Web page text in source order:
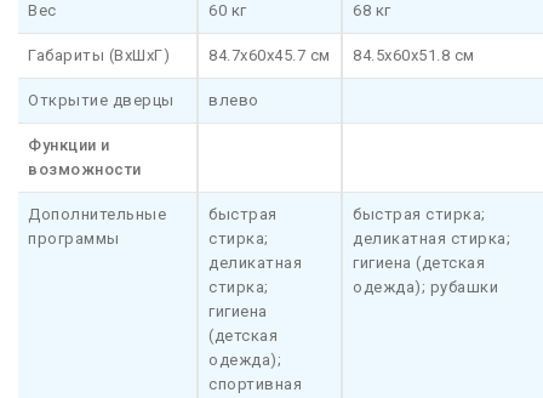
Вес 60 кг 68 кг
Габариты (ВхШхГ) 84.7x60x45.7 см 84.5х60х51.8 см
Открытие дверцы влево
Функции и
возможности
Дополнительные
программы
быстрая
стирка;
деликатная
стирка;
гигиена
(детская
одежда);
спортивная
быстрая стирка;
деликатная стирка;
гигиена (детская
одежда); рубашки